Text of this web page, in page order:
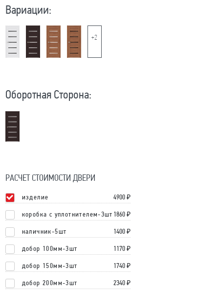
Вариации:
+2
Оборотная Сторона:
РАСЧЕТ СТОИМОСТИ ДВЕРИ
изделие 4900₽
коробка с уплотнителем-3шт 1860 ₽
наличник-5шт 1400 ₽
добор 100мм-3шт 1170 ₽
добор 150мм-3шт 1740 ₽
добор 200мм-3шт 2340 ₽